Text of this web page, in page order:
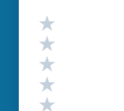
Valutazione